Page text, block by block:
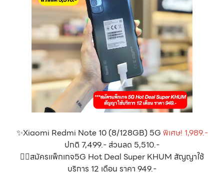
✨Xiaomi Redmi Note 10 (8/128GB) 5G พิเศษ! 1,989.-
ปกติ 7,499.- ส่วนลด 5,510.-
👉🏻สมัครแพ็กเกจ5G Hot Deal Super KHUM สัญญาใช้
บริการ 12 เดือน ราคา 949.-